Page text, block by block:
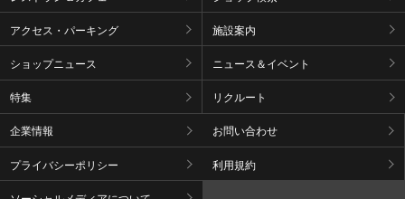
アクセス・パーキング 施設案内
ショップニュース ニュース＆イベント
特集 リクルート
企業情報 お問い合わせ
プライバシーポリシー 利用規約